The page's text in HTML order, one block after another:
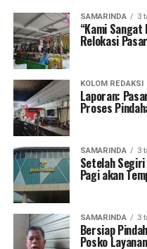
SAMARINDA 3
“Kami
Relokasi
KOLOM REDAKSI
Laporan:
Proses
SAMARINDA 3
Setelah
Pagi akan
SAMARINDA 3
Bersiap
Posko